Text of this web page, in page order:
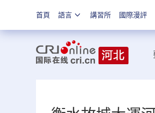
首頁 語言 講習所 國際漫評